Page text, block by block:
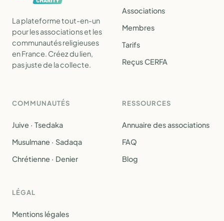
La plateforme tout-en-un
pour les associations et les
communautés religieuses
en France. Créez du lien,
pas juste de la collecte.
Associations
Membres
Tarifs
Reçus CERFA
COMMUNAUTÉS
Juive · Tsedaka
Musulmane · Sadaqa
Chrétienne · Denier
RESSOURCES
Annuaire des associations
FAQ
Blog
LÉGAL
Mentions légales